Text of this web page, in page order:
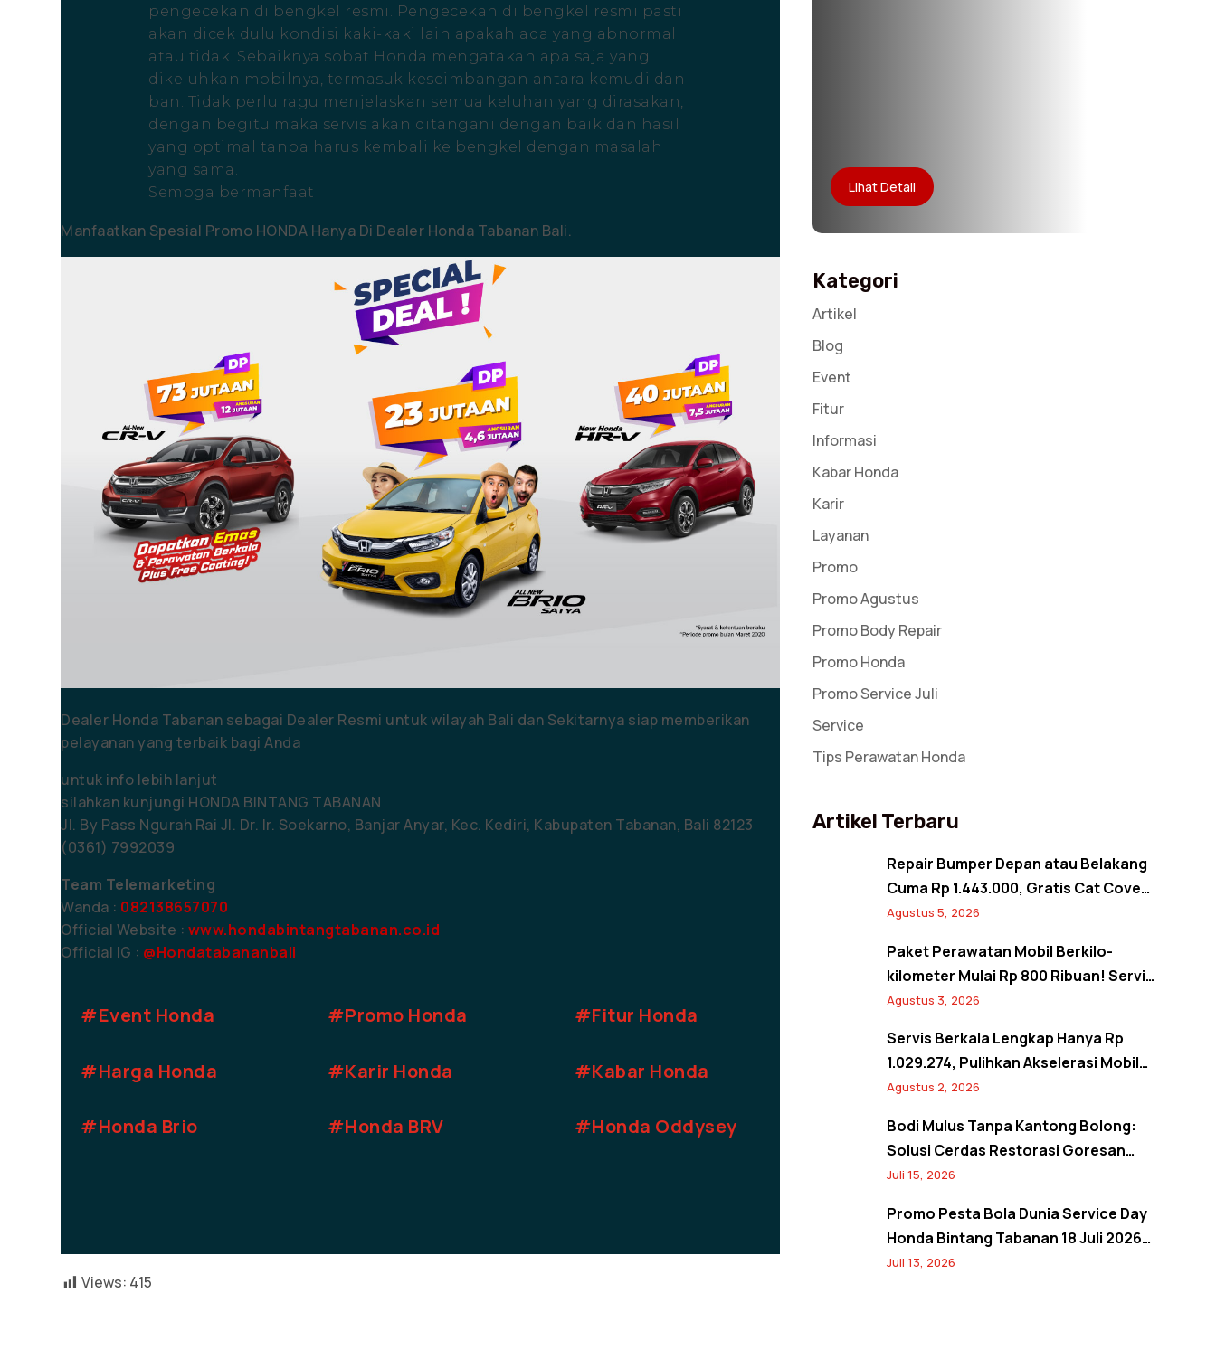
pengecekan di bengkel resmi. Pengecekan di bengkel resmi pasti
akan dicek dulu kondisi kaki-kaki lain apakah ada yang abnormal
atau tidak. Sebaiknya sobat Honda mengatakan apa saja yang
dikeluhkan mobilnya, termasuk keseimbangan antara kemudi dan
ban. Tidak perlu ragu menjelaskan semua keluhan yang dirasakan,
dengan begitu maka servis akan ditangani dengan baik dan hasil
yang optimal tanpa harus kembali ke bengkel dengan masalah
yang sama.
Semoga bermanfaat
Manfaatkan Spesial Promo HONDA Hanya Di Dealer Honda Tabanan Bali.
Dealer Honda Tabanan sebagai Dealer Resmi untuk wilayah Bali dan Sekitarnya siap memberikan
pelayanan yang terbaik bagi Anda
untuk info lebih lanjut
silahkan kunjungi HONDA BINTANG TABANAN
Jl. By Pass Ngurah Rai Jl. Dr. Ir. Soekarno, Banjar Anyar, Kec. Kediri, Kabupaten Tabanan, Bali 82123
(0361) 7992039
Team Telemarketing
Wanda : 082138657070
Official Website : www.hondabintangtabanan.co.id
Official IG : @Hondatabananbali
#Event Honda
#Harga Honda
#Honda Brio
#Promo Honda
#Karir Honda
#Honda BRV
#Fitur Honda
#Kabar Honda
#Honda Oddysey
Views: 415
Lihat Detail
Kategori
Artikel
Blog
Event
Fitur
Informasi
Kabar Honda
Karir
Layanan
Promo
Promo Agustus
Promo Body Repair
Promo Honda
Promo Service Juli
Service
Tips Perawatan Honda
Artikel Terbaru
Repair Bumper Depan atau Belakang
Cuma Rp 1.443.000, Gratis Cat Cover
Spion! Back to Shine Promo Agustus
Agustus 5, 2026
Paket Perawatan Mobil Berkilo-
kilometer Mulai Rp 800 Ribuan! Servis
Semangat Kemerdekaan Promo
Agustus 3, 2026
Servis Berkala Lengkap Hanya Rp
1.029.274, Pulihkan Akselerasi Mobil
Seperti Baru! Back to Prime Promo
Agustus 2, 2026
Bodi Mulus Tanpa Kantong Bolong:
Solusi Cerdas Restorasi Goresan
Bodi Mobil Hemat Biaya
Juli 15, 2026
Promo Pesta Bola Dunia Service Day
Honda Bintang Tabanan 18 Juli 2026:
Banjir Diskon Servis hingga 20% dan
Juli 13, 2026